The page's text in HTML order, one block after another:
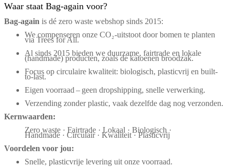
Waar staat Bag-again voor?
Bag‑again is dé zero waste webshop sinds 2015:
We compenseren onze CO₂-uitstoot door bomen te planten
via Trees for All.
Al sinds 2015 bieden we duurzame, fairtrade en lokale
(handmade) producten, zoals de katoenen broodzak.
Focus op circulaire kwaliteit: biologisch, plasticvrij en built-
to-last.
Eigen voorraad – geen dropshipping, snelle verwerking.
Verzending zonder plastic, vaak dezelfde dag nog verzonden.
Kernwaarden:
Zero waste · Fairtrade · Lokaal · Biologisch ·
Handmade · Circulair · Kwaliteit · Plasticvrij
Voordelen voor jou:
Snelle, plasticvrije levering uit onze voorraad.